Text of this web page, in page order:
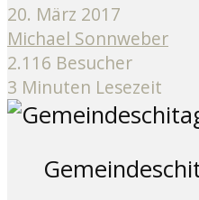
20. März 2017
Michael Sonnweber
2.116 Besucher
3 Minuten Lesezeit